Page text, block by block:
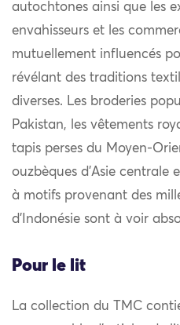
autochtones ainsi que les
envahisseurs et les
mutuellement influencés
révélant des traditions
diverses. Les broderies
Pakistan, les vêtements
tapis perses du Moyen-
ouzbèques d’Asie centrale
à motifs provenant des
d’Indonésie sont à voir
Pour le lit
La collection du TMC